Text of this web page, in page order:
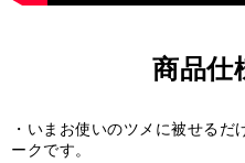
商品仕
いまお使いのツメに被せるだ
ークです。